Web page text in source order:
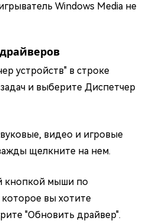
Windows Media не
устройств" в строке
и выберите Диспетчер
видео и игровые
щелкните на нем.
кнопкой мыши по
которое вы хотите
"Обновить драйвер".